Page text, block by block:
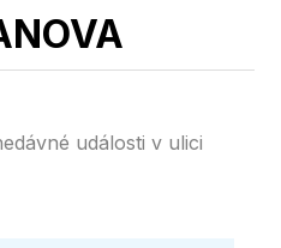
události v ulici